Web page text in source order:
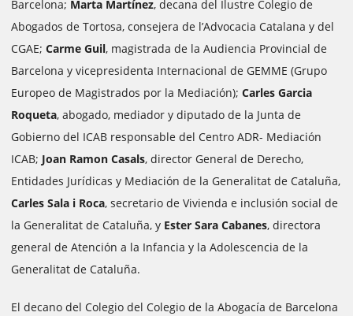
Barcelona; Marta Martínez, decana del Ilustre Colegio de
Abogados de Tortosa, consejera de l’Advocacia Catalana y del
CGAE; Carme Guil, magistrada de la Audiencia Provincial de
Barcelona y vicepresidenta Internacional de GEMME (Grupo
Europeo de Magistrados por la Mediación); Carles Garcia
Roqueta, abogado, mediador y diputado de la Junta de
Gobierno del ICAB responsable del Centro ADR- Mediación
ICAB; Joan Ramon Casals, director General de Derecho,
Entidades Jurídicas y Mediación de la Generalitat de Cataluña,
Carles Sala i Roca, secretario de Vivienda e inclusión social de
la Generalitat de Cataluña, y Ester Sara Cabanes, directora
general de Atención a la Infancia y la Adolescencia de la
Generalitat de Cataluña.
El decano del Colegio del Colegio de la Abogacía de Barcelona